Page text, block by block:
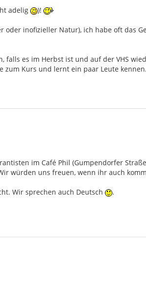
adelig )!
inofizieller Natur), ich habe oft das
es im Herbst ist und auf der VHS
zum Kurs und lernt ein paar Leute kennen.
im Café Phil (Gumpendorfer Straße
würden uns freuen, wenn ihr auch
Wir sprechen auch Deutsch .